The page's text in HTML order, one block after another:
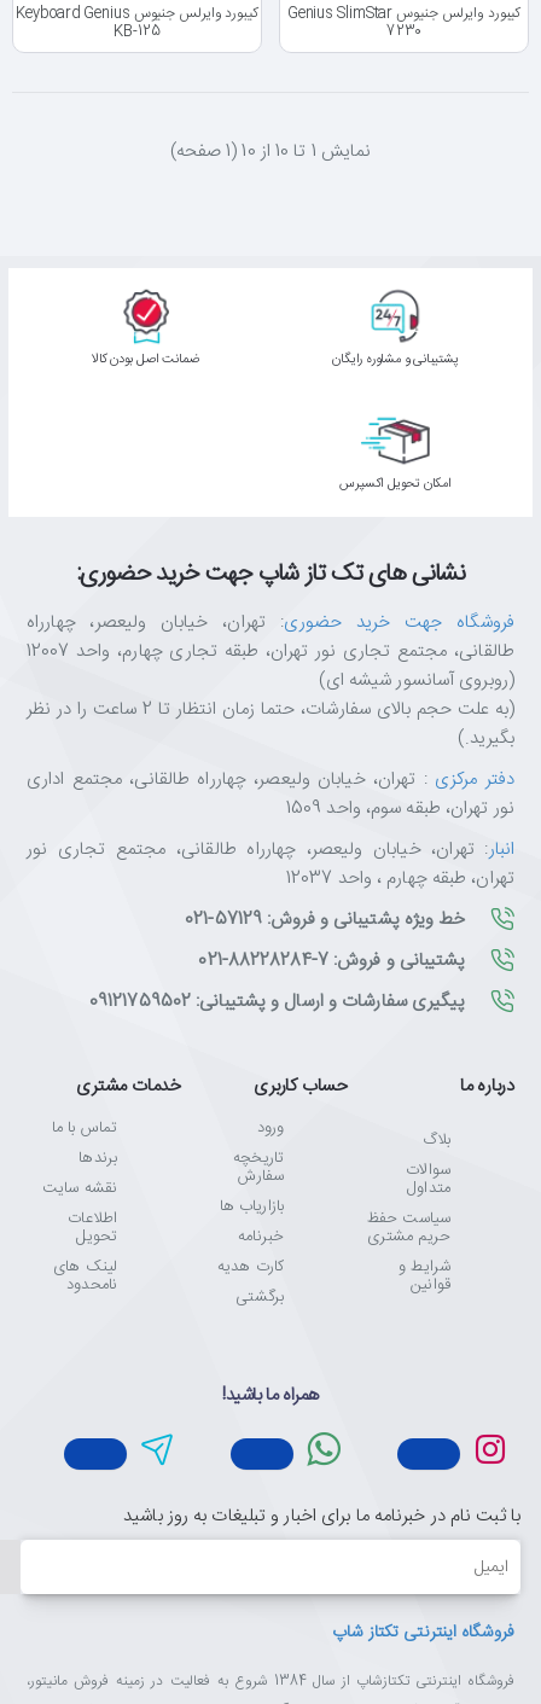
کیبورد وایرلس جنیوس Genius SlimStar
7230
کیبورد وایرلس جنیوس Keyboard Genius
KB-125
نمايش 1 تا 10 از 10 (1 صفحه)
پشتیبانی و مشاوره رایگان ﺿﻤﺎﻧﺖ اﺻﻞ ﺑﻮدن ﮐﺎﻟﺎ
اﻣﮑﺎن ﺗﺤﻮﯾﻞ اﮐﺴﭙﺮس
نشانی های تک تاز شاپ جهت خرید حضوری:
فروشگاه جهت خرید حضوری: تهران، خیابان ولیعصر، چهارراه
طالقانی، مجتمع تجاری نور تهران، طبقه تجاری چهارم، واحد 12007
(روبروی آسانسور شیشه ای)
(به علت حجم بالای سفارشات، حتما زمان انتظار تا 2 ساعت را در نظر
بگیرید.)
دفتر مرکزی : تهران، خیابان ولیعصر، چهارراه طالقانی، مجتمع اداری
نور تهران، طبقه سوم، واحد 1509
انبار: تهران، خیابان ولیعصر، چهارراه طالقانی، مجتمع تجاری نور
تهران، طبقه چهارم ، واحد 12037
خط ویژه پشتیبانی و فروش: 57129-021
پشتیبانی و فروش: 7-88228284-021
پیگیری سفارشات و ارسال و پشتیبانی: 09121759502
درباره ما
بلاگ
سوالات
متداول
سیاست حفظ
حریم مشتری
شرایط و
قوانین
حساب کاربری
ورود
تاریخچه
سفارش
بازاریاب ها
خبرنامه
کارت هدیه
برگشتی
خدمات مشتری
تماس با ما
برندها
نقشه سایت
اطلاعات
تحویل
لینک های
نامحدود
همراه ما باشید!
با ثبت نام در خبرنامه ما برای اخبار و تبلیغات به روز باشید
ایمیل
فروشگاه اینترنتی تکتاز شاپ
فروشگاه اینترنتی تکتازشاپ از سال 1384 شروع به فعالیت در زمینه فروش مانیتور،